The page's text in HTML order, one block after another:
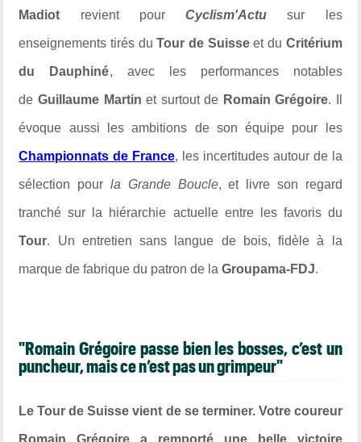
Madiot revient pourCyclism'Actu sur les
enseignements tirés duTour de Suisseet du Critérium
du Dauphiné, avec les performances notables
de Guillaume Martin et surtout de Romain Grégoire. Il
évoque aussi les ambitions de son équipe pour les
Championnats de France, les incertitudes autour de la
sélection pour la Grande Boucle, et livre son regard
tranché sur la hiérarchie actuelle entre les favoris du
Tour. Un entretien sans langue de bois, fidèle à la
marque de fabrique du patron de laGroupama-FDJ.
"Romain Grégoire passe bien les bosses, c’est un
puncheur, mais ce n’est pas un grimpeur"
Le Tour de Suisse vient de se terminer. Votre coureur
Romain Grégoire a remporté une belle victoire